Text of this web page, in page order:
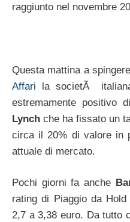
raggiunto nel novembre
Questa mattina a
Affari la societÃ
estremamente positivo
Lynch che ha fissato un
circa il 20% di valore in
attuale di mercato.
Pochi giorni fa anche
rating di Piaggio da
2,7 a 3,38 euro. Da tutto